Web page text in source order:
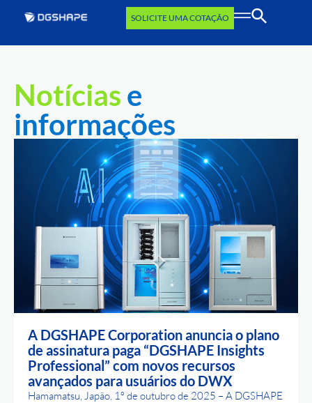
SOLICITE UMA COTAÇÃO
Notícias e
informações
A DGSHAPE Corporation anuncia o plano
de assinatura paga “DGSHAPE Insights
Professional” com novos recursos
avançados para usuários do DWX
Hamamatsu, Japão, 1º de outubro de 2025 – A DGSHAPE